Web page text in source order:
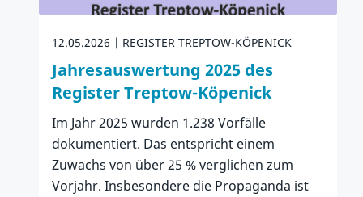
12.05.2026 REGISTER TREPTOW-KÖPENICK
Jahresauswertung 2025 des
Register Treptow-Köpenick
Im Jahr 2025 wurden 1.238 Vorfälle
dokumentiert. Das entspricht einem
Zuwachs von über 25 % verglichen zum
Vorjahr. Insbesondere die Propaganda ist